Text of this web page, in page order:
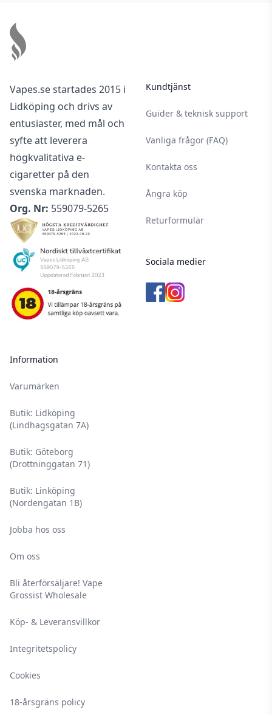
Vapes.se startades 2015 i
Lidköping och drivs av
entusiaster, med mål och
syfte att leverera
högkvalitativa e-
cigaretter på den
svenska marknaden.
Org. Nr: 559079-5265
Information
Varumärken
Butik: Lidköping
(Lindhagsgatan 7A)
Butik: Göteborg
(Drottninggatan 71)
Butik: Linköping
(Nordengatan 1B)
Jobba hos oss
Om oss
Bli återförsäljare! Vape
Grossist Wholesale
Köp- & Leveransvillkor
Integritetspolicy
Cookies
18-årsgräns policy
Kundtjänst
Guider & teknisk support
Vanliga frågor (FAQ)
Kontakta oss
Ångra köp
Returformulär
Sociala medier